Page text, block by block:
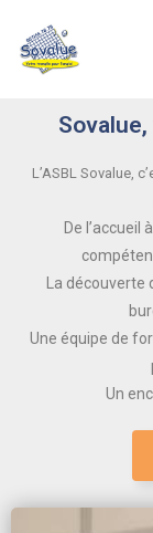
L’ASBL Sovalue,
De l’accueil
La
Une équipe de
Un